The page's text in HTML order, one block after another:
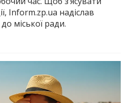
Inform.zp.ua надіслав
міської ради.